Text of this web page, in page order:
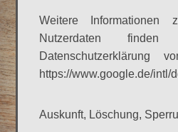
Weitere Informationen
Nutzerdaten
Datenschutzerklärung
https://www.google.de/intl/
Auskunft, Löschung,